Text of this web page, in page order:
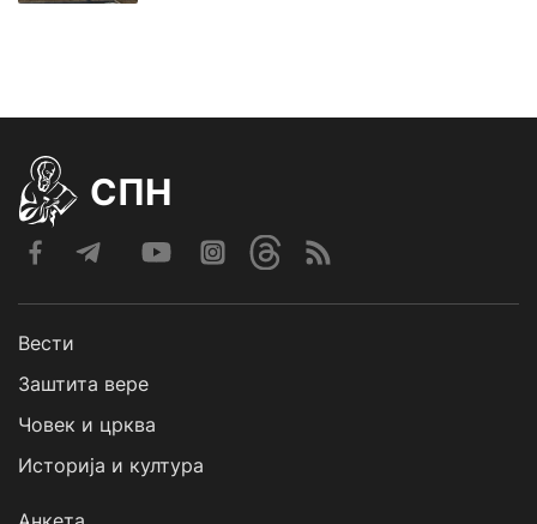
СПН
Вести
Заштита вере
Човек и црква
Историја и култура